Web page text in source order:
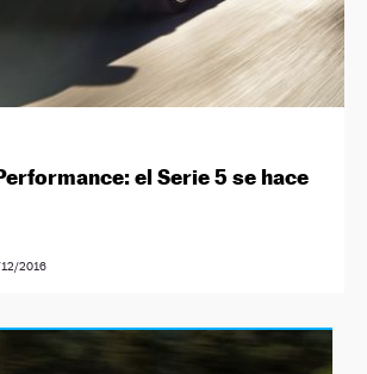
el Serie 5 se hace
2016